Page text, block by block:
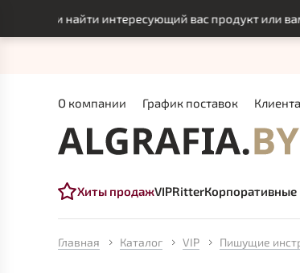
найти интересующий вас продукт или вам
О компании График поставок
Хиты продажVIPRitterКорпоративные
Главная Каталог VIP Пишущие